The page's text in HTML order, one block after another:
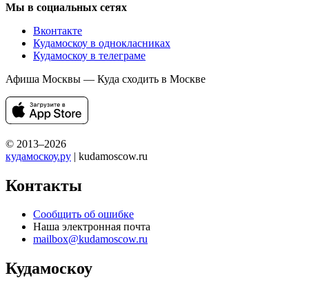
Мы в социальных сетях
Вконтакте
Кудамоскоу в однокласниках
Кудамоскоу в телеграме
Афиша Москвы — Куда сходить в Москве
© 2013–2026
кудамоскоу.ру | kudamoscow.ru
Контакты
Сообщить об ошибке
Наша электронная почта
mailbox@kudamoscow.ru
Кудамоскоу